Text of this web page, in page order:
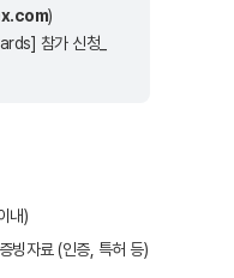
)
참가 신청_
내)
빙자료 (인증, 특허 등)